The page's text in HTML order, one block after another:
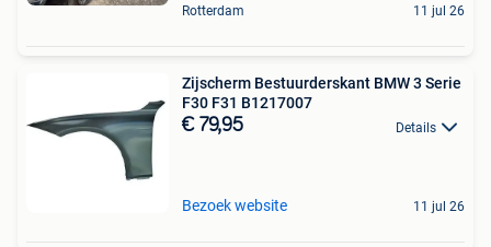
Rotterdam 11 jul 26
Zijscherm Bestuurderskant BMW 3 Serie
F30 F31 B1217007
€ 79,95 Details
Bezoek website 11 jul 26